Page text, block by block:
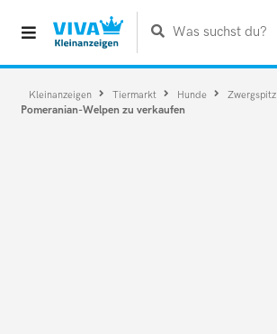
Was suchst du?
Kleinanzeigen Tiermarkt Hunde Zwergspitz
Pomeranian-Welpen zu verkaufen